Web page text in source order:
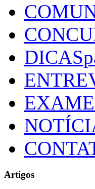
DICAS
Artigos